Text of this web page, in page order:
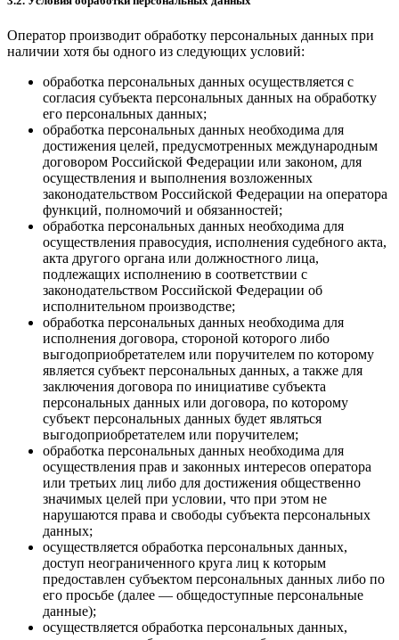
Оператор производит обработку персональных данных при
наличии хотя бы одного из следующих условий:
обработка персональных данных осуществляется с
согласия субъекта персональных данных на обработку
его персональных данных;
обработка персональных данных необходима для
достижения целей, предусмотренных международным
договором Российской Федерации или законом, для
осуществления и выполнения возложенных
законодательством Российской Федерации на оператора
функций, полномочий и обязанностей;
обработка персональных данных необходима для
осуществления правосудия, исполнения судебного акта,
акта другого органа или должностного лица,
подлежащих исполнению в соответствии с
законодательством Российской Федерации об
исполнительном производстве;
обработка персональных данных необходима для
исполнения договора, стороной которого либо
выгодоприобретателем или поручителем по которому
является субъект персональных данных, а также для
заключения договора по инициативе субъекта
персональных данных или договора, по которому
субъект персональных данных будет являться
выгодоприобретателем или поручителем;
обработка персональных данных необходима для
осуществления прав и законных интересов оператора
или третьих лиц либо для достижения общественно
значимых целей при условии, что при этом не
нарушаются права и свободы субъекта персональных
данных;
осуществляется обработка персональных данных,
доступ неограниченного круга лиц к которым
предоставлен субъектом персональных данных либо по
его просьбе (далее — общедоступные персональные
данные);
осуществляется обработка персональных данных,